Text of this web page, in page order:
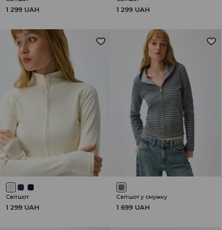
1 299 UAH 1 299 UAH
Світшот
1 299 UAH
Світшот у смужку
1 699 UAH